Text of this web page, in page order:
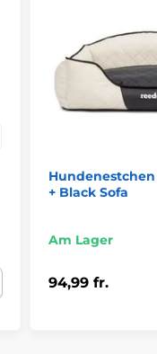
+ Black Sofa
Am Lager
94,99 fr.